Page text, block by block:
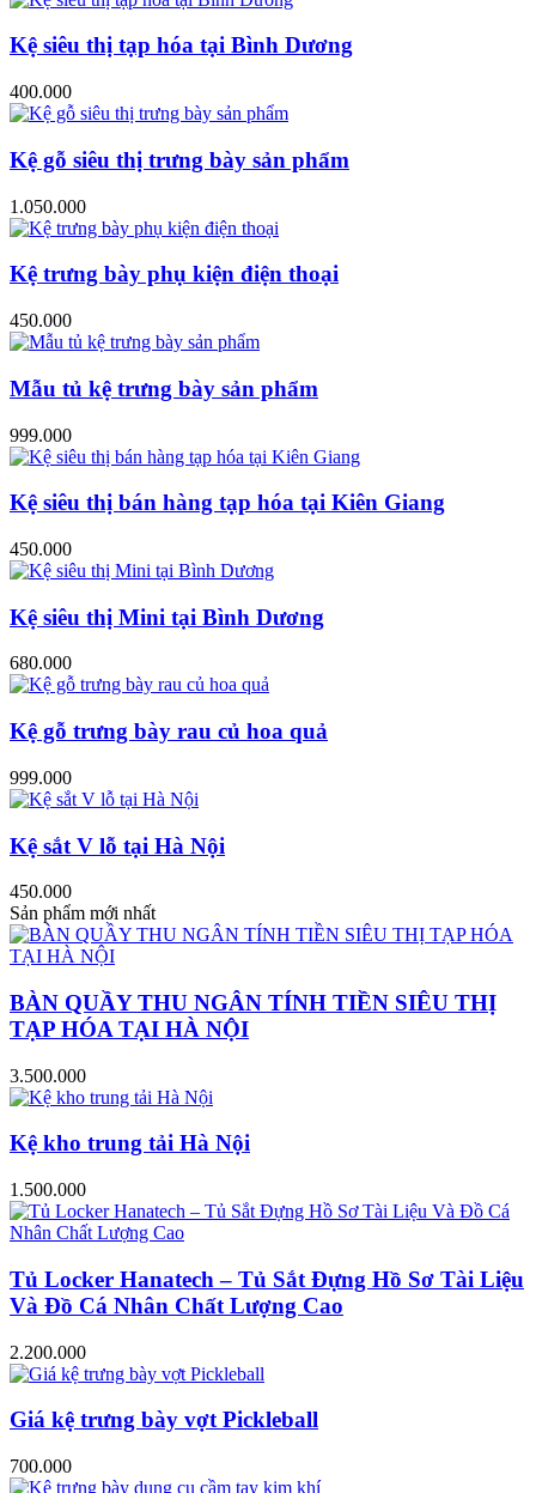
Kệ siêu thị tạp hóa tại Bình Dương
400.000
Kệ gỗ siêu thị trưng bày sản phẩm
1.050.000
Kệ trưng bày phụ kiện điện thoại
450.000
Mẫu tủ kệ trưng bày sản phẩm
999.000
Kệ siêu thị bán hàng tạp hóa tại Kiên Giang
450.000
Kệ siêu thị Mini tại Bình Dương
680.000
Kệ gỗ trưng bày rau củ hoa quả
999.000
Kệ sắt V lỗ tại Hà Nội
450.000
Sản phẩm mới nhất
BÀN QUẦY THU NGÂN TÍNH TIỀN SIÊU THỊ
TẠP HÓA TẠI HÀ NỘI
3.500.000
Kệ kho trung tải Hà Nội
1.500.000
Tủ Locker Hanatech – Tủ Sắt Đựng Hồ Sơ Tài Liệu
Và Đồ Cá Nhân Chất Lượng Cao
2.200.000
Giá kệ trưng bày vợt Pickleball
700.000